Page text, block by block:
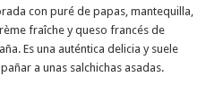
con puré de papas, mantequilla,
fraîche y queso francés de
Es una auténtica delicia y suele
a unas salchichas asadas.